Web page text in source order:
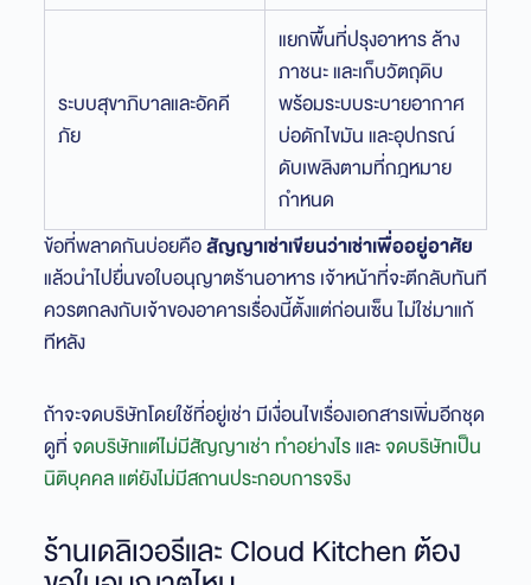
ระบบสุขาภิบาลและอัคคี
ภัย
แยกพื้นที่ปรุงอาหาร ล้าง
ภาชนะ และเก็บวัตถุดิบ
พร้อมระบบระบายอากาศ
บ่อดักไขมัน และอุปกรณ์
ดับเพลิงตามที่กฎหมาย
กำหนด
ข้อที่พลาดกันบ่อยคือสัญญาเช่าเขียนว่าเช่าเพื่ออยู่อาศัย
แล้วนำไปยื่นขอใบอนุญาตร้านอาหาร เจ้าหน้าที่จะตีกลับทันที
ควรตกลงกับเจ้าของอาคารเรื่องนี้ตั้งแต่ก่อนเซ็น ไม่ใช่มาแก้
ทีหลัง
ถ้าจะจดบริษัทโดยใช้ที่อยู่เช่า มีเงื่อนไขเรื่องเอกสารเพิ่มอีกชุด
ดูที่จดบริษัทแต่ไม่มีสัญญาเช่า ทำอย่างไรและจดบริษัทเป็น
นิติบุคคล แต่ยังไม่มีสถานประกอบการจริง
ร้านเดลิเวอรีและ Cloud Kitchen ต้อง